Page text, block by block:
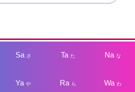
Sa さ Taた Na な
Yaや Ra ら Wa わ